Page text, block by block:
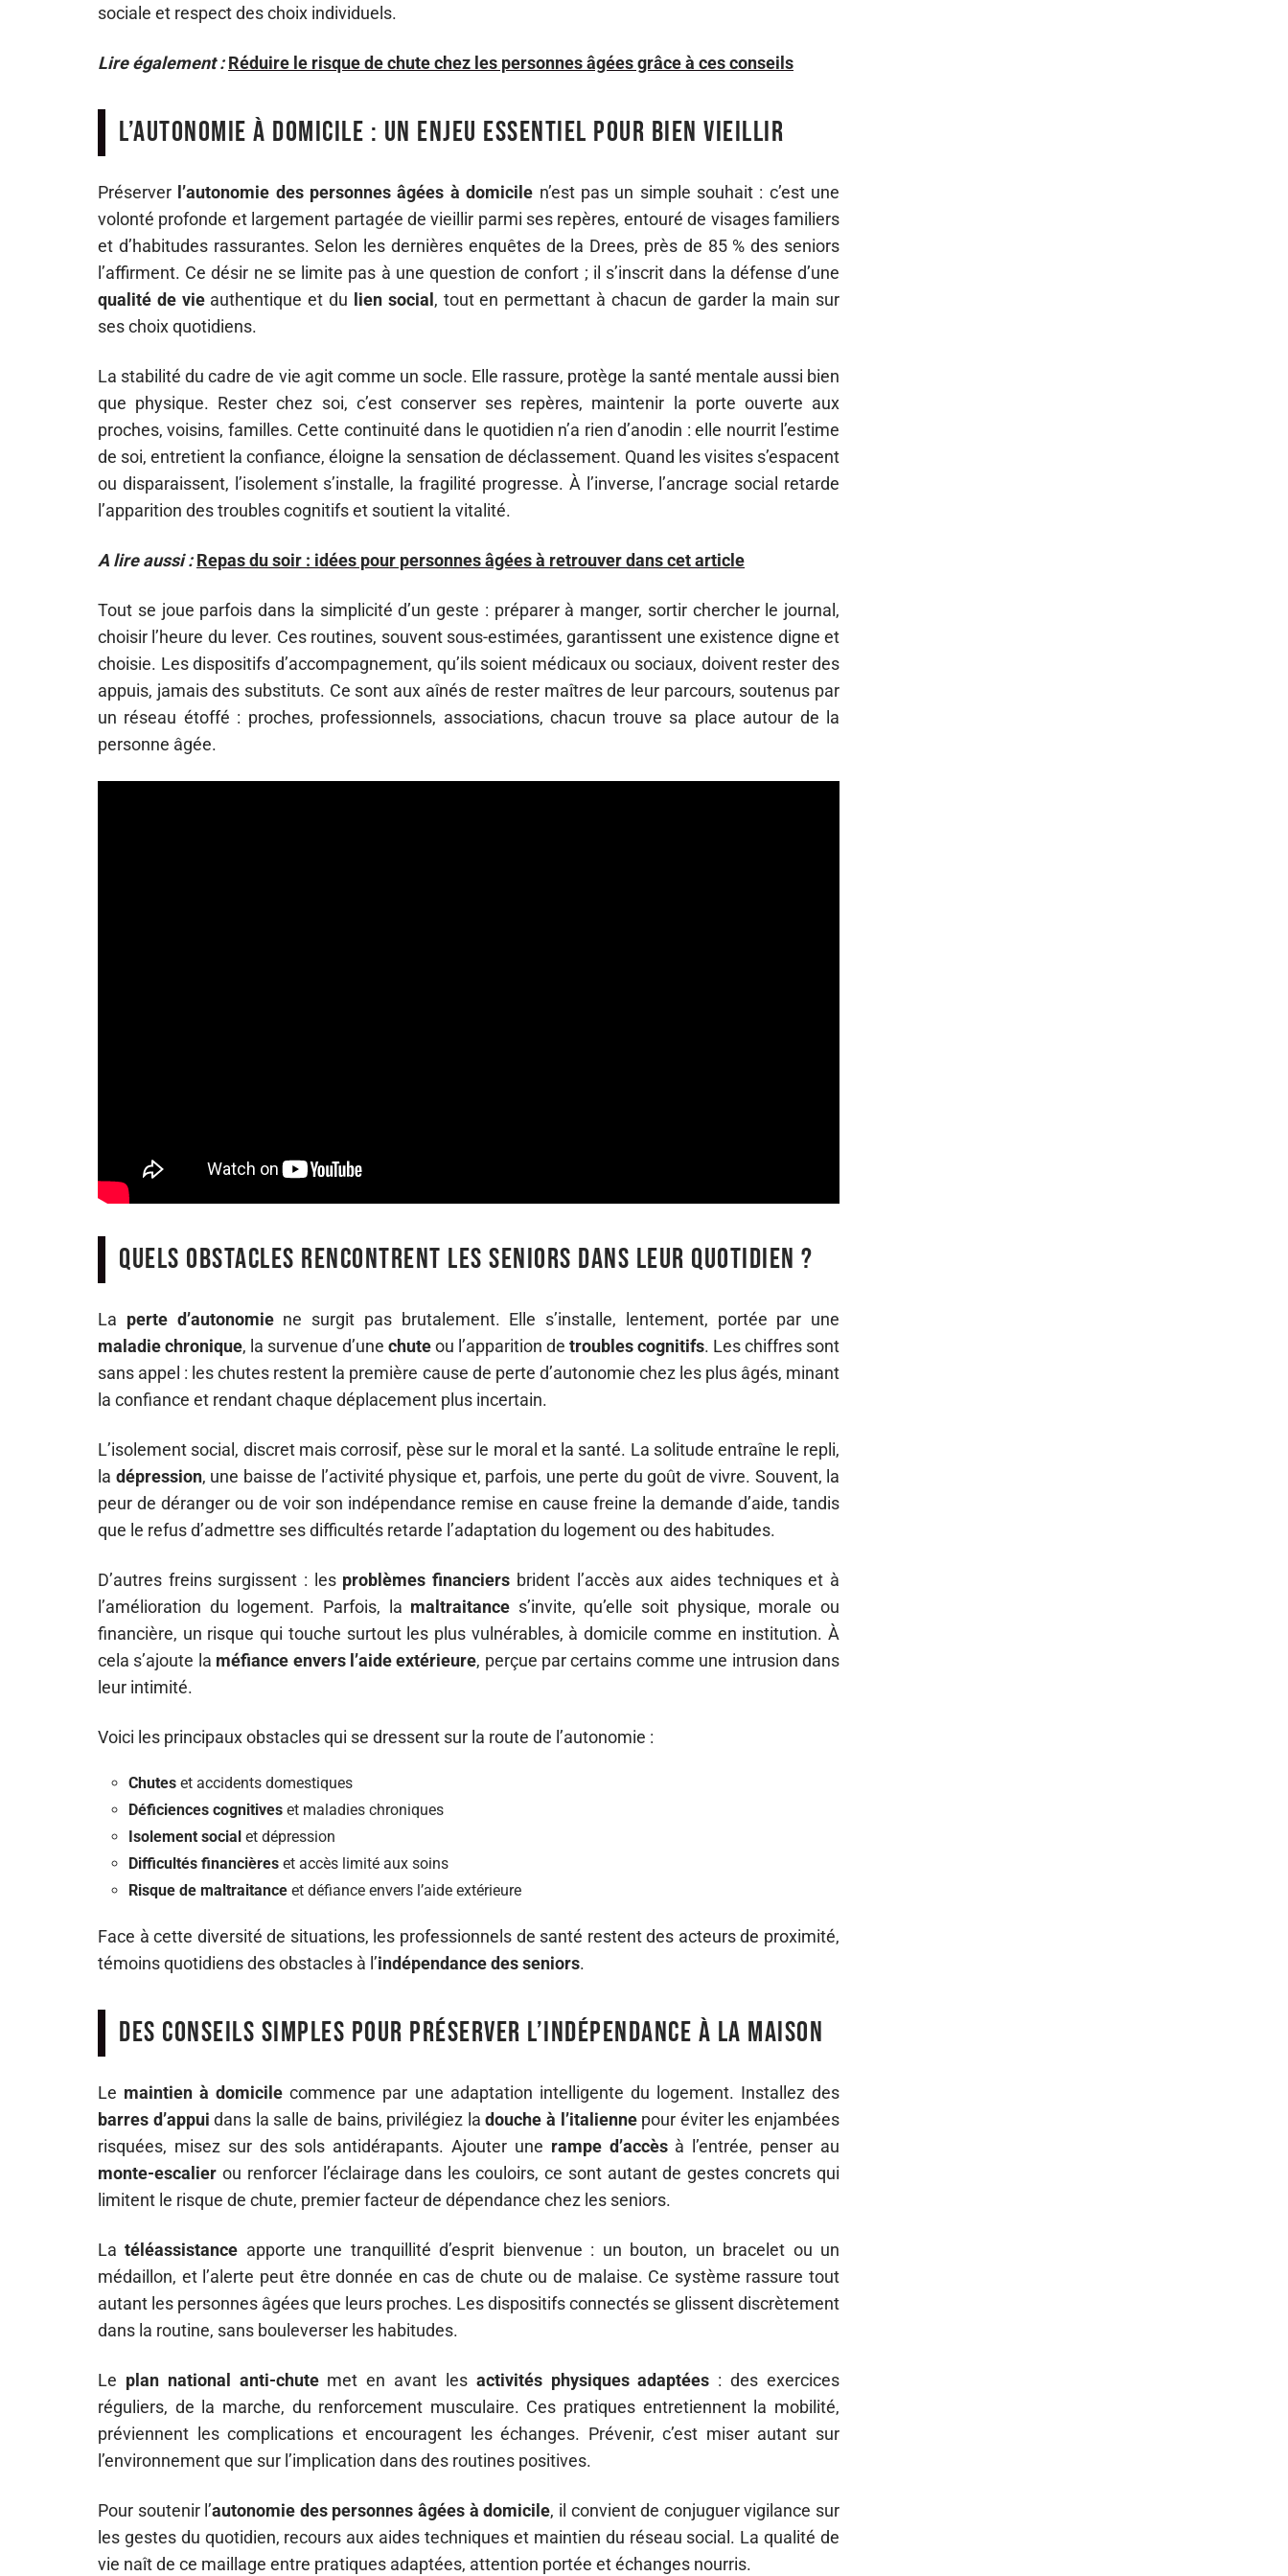
sociale et respect des choix individuels.
Lire également : Réduire le risque de chute chez les personnes âgées grâce à ces conseils
L’autonomie à domicile : un enjeu essentiel pour bien vieillir
Préserver l’autonomie des personnes âgées à domicile n’est pas un simple souhait : c’est une
volonté profonde et largement partagée de vieillir parmi ses repères, entouré de visages familiers
et d’habitudes rassurantes. Selon les dernières enquêtes de la Drees, près de 85 % des seniors
l’affirment. Ce désir ne se limite pas à une question de confort ; il s’inscrit dans la défense d’une
qualité de vieauthentique et du lien social , tout en permettant à chacun de garder la main sur
ses choix quotidiens.
La stabilité du cadre de vie agit comme un socle. Elle rassure, protège la santé mentale aussi bien
que physique. Rester chez soi, c’est conserver ses repères, maintenir la porte ouverte aux
proches, voisins, familles. Cette continuité dans le quotidien n’a rien d’anodin : elle nourrit l’estime
de soi, entretient la confiance, éloigne la sensation de déclassement. Quand les visites s’espacent
ou disparaissent, l’isolement s’installe, la fragilité progresse. À l’inverse, l’ancrage social retarde
l’apparition des troubles cognitifs et soutient la vitalité.
A lire aussi : Repas du soir : idées pour personnes âgées à retrouver dans cet article
Tout se joue parfois dans la simplicité d’un geste : préparer à manger, sortir chercher le journal,
choisir l’heure du lever. Ces routines, souvent sous-estimées, garantissent une existence digne et
choisie. Les dispositifs d’accompagnement, qu’ils soient médicaux ou sociaux, doivent rester des
appuis, jamais des substituts. Ce sont aux aînés de rester maîtres de leur parcours, soutenus par
un réseau étoffé : proches, professionnels, associations, chacun trouve sa place autour de la
personne âgée.
Quels obstacles rencontrent les seniors dans leur quotidien ?
La perte d’autonomiene surgit pas brutalement. Elle s’installe, lentement, portée par une
maladie chronique, la survenue d’une chuteou l’apparition de troubles cognitifs. Les chiffres sont
sans appel : les chutes restent la première cause de perte d’autonomie chez les plus âgés, minant
la confiance et rendant chaque déplacement plus incertain.
L’isolement social, discret mais corrosif, pèse sur le moral et la santé. La solitude entraîne le repli,
la dépression, une baisse de l’activité physique et, parfois, une perte du goût de vivre. Souvent, la
peur de déranger ou de voir son indépendance remise en cause freine la demande d’aide, tandis
que le refus d’admettre ses difficultés retarde l’adaptation du logement ou des habitudes.
D’autres freins surgissent : les problèmes financiers brident l’accès aux aides techniques et à
l’amélioration du logement. Parfois, la maltraitance s’invite, qu’elle soit physique, morale ou
financière, un risque qui touche surtout les plus vulnérables, à domicile comme en institution. À
cela s’ajoute la méfiance envers l’aide extérieure, perçue par certains comme une intrusion dans
leur intimité.
Voici les principaux obstacles qui se dressent sur la route de l’autonomie :
Chutes et accidents domestiques
Déficiences cognitives et maladies chroniques
Isolement social et dépression
Difficultés financières et accès limité aux soins
Risque de maltraitance et défiance envers l’aide extérieure
Face à cette diversité de situations, les professionnels de santé restent des acteurs de proximité,
témoins quotidiens des obstacles à l’indépendance des seniors.
Des conseils simples pour préserver l’indépendance à la maison
Le maintien à domicile commence par une adaptation intelligente du logement. Installez des
barres d’appui dans la salle de bains, privilégiez ladouche à l’italiennepour éviter les enjambées
risquées, misez sur des sols antidérapants. Ajouter une rampe d’accèsà l’entrée, penser au
monte-escalier ou renforcer l’éclairage dans les couloirs, ce sont autant de gestes concrets qui
limitent le risque de chute, premier facteur de dépendance chez les seniors.
Latéléassistance apporte une tranquillité d’esprit bienvenue : un bouton, un bracelet ou un
médaillon, et l’alerte peut être donnée en cas de chute ou de malaise. Ce système rassure tout
autant les personnes âgées que leurs proches. Les dispositifs connectés se glissent discrètement
dans la routine, sans bouleverser les habitudes.
Le plan national anti-chutemet en avant les activités physiques adaptées : des exercices
réguliers, de la marche, du renforcement musculaire. Ces pratiques entretiennent la mobilité,
préviennent les complications et encouragent les échanges. Prévenir, c’est miser autant sur
l’environnement que sur l’implication dans des routines positives.
Pour soutenir l’autonomie des personnes âgées à domicile, il convient de conjuguer vigilance sur
les gestes du quotidien, recours aux aides techniques et maintien du réseau social. La qualité de
vie naît de ce maillage entre pratiques adaptées, attention portée et échanges nourris.